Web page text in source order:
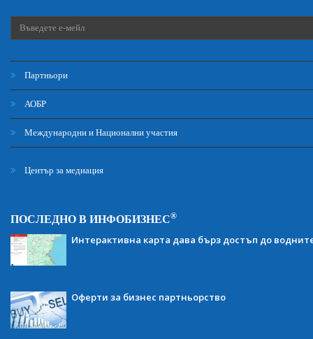
Партньори
АОБР
Международни и Национални участия
Център за медиация
ПОСЛЕДНО В ИНФОБИЗНЕС®
Интерактивна карта дава бърз достъп до
Оферти за бизнес партньорство